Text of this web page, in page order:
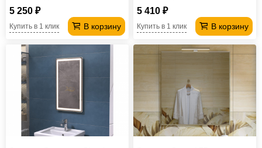
5 250 ₽
В корзину
Купить в 1 клик
5 410 ₽
В корзину
Купить в 1 клик